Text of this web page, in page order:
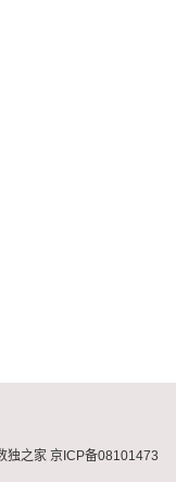
独之家 京ICP备08101473